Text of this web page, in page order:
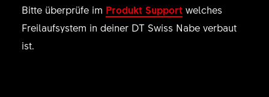
Bitte überprüfe im Produkt Supportwelches
Freilaufsystem in deiner DT Swiss Nabe verbaut
ist.